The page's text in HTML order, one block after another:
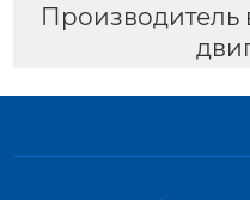
Производитель